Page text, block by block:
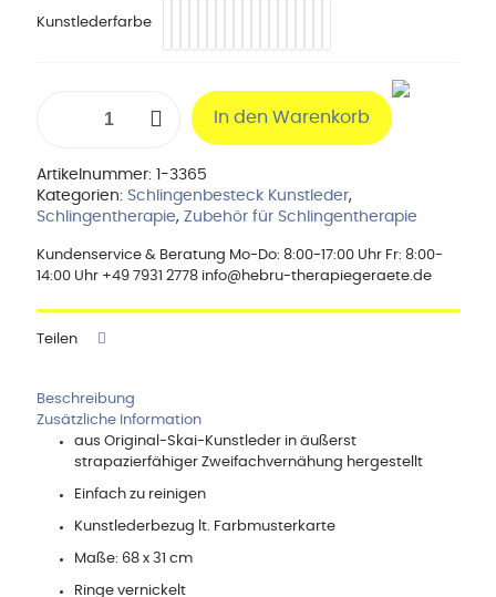
Kunstlederfarbe
Beckentraktionsschlinge
Original
Skai
Kunstleder
Menge
In den Warenkorb
Artikelnummer: 1-3365
Kategorien: Schlingenbesteck Kunstleder,
Schlingentherapie, Zubehör für Schlingentherapie
Kundenservice & Beratung Mo-Do: 8:00-17:00 Uhr Fr: 8:00-
14:00 Uhr +49 7931 2778 info@hebru-therapiegeraete.de
Teilen
Beschreibung
Zusätzliche Information
aus Original-Skai-Kunstleder in äußerst
strapazierfähiger Zweifachvernähung hergestellt
Einfach zu reinigen
Kunstlederbezug lt. Farbmusterkarte
Maße: 68 x 31 cm
Ringe vernickelt